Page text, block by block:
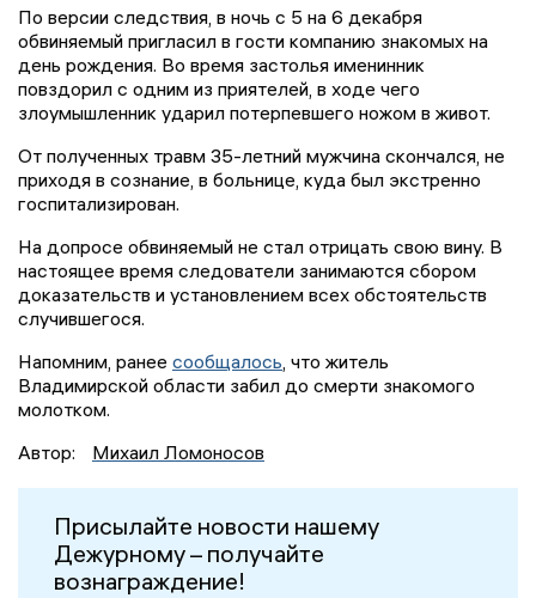
По версии следствия, в ночь с 5 на 6 декабря
обвиняемый пригласил в гости компанию знакомых на
день рождения. Во время застолья именинник
повздорил с одним из приятелей, в ходе чего
злоумышленник ударил потерпевшего ножом в живот.
От полученных травм 35-летний мужчина скончался, не
приходя в сознание, в больнице, куда был экстренно
госпитализирован.
На допросе обвиняемый не стал отрицать свою вину. В
настоящее время следователи занимаются сбором
доказательств и установлением всех обстоятельств
случившегося.
Напомним, ранее сообщалось, что житель
Владимирской области забил до смерти знакомого
молотком.
Автор:
Михаил Ломоносов
Присылайте новости нашему
Дежурному – получайте
вознаграждение!